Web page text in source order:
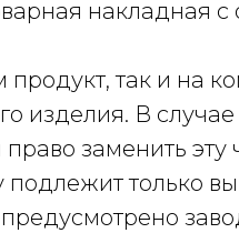
накладная
продукт, так и на
изделия. В
заменить эту
подлежит только